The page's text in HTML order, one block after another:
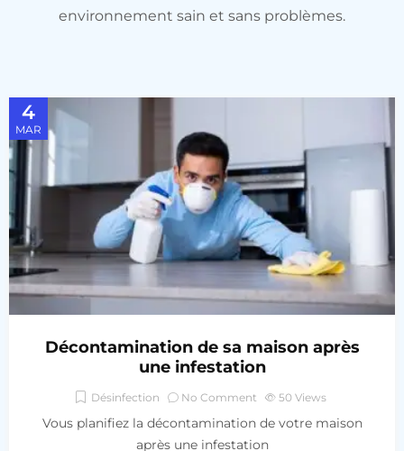
environnement sain et sans problèmes.
4
MAR
Décontamination de sa maison après
une infestation
Désinfection No Comment 50 Views
Vous planifiez la décontamination de votre maison
après une infestation